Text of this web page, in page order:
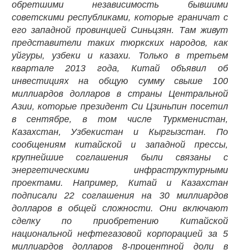
обретшими независимость бывшими
советскими республиками, которые граничат с
его западной провинцией Синьцзян. Там живут
представители таких тюркских народов, как
уйгуры, узбеки и казахи. Только в третьем
квартале 2013 года, Китай объявил об
инвестициях на общую сумму свыше 100
миллиардов долларов в страны Центральной
Азии, которые президент Си Цзиньпин посетил
в сентябре, в том числе Туркменистан,
Казахстан, Узбекистан и Кыргызстан. По
сообщениям китайской и западной прессы,
крупнейшие соглашения были связаны с
энергетическими инфраструктурными
проектами. Например, Китай и Казахстан
подписали 22 соглашения на 30 миллиардов
долларов в общей сложности. Они включают
сделку по приобретению Китайской
национальной нефтегазовой корпорацией за 5
миллиардов долларов 8-процентной доли в